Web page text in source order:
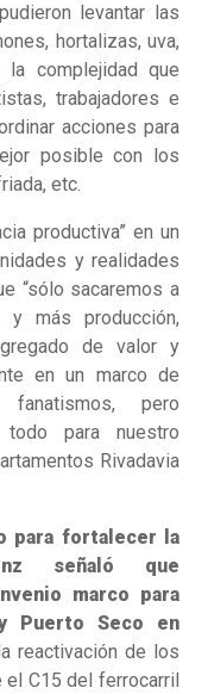
levantar las
hortalizas, uva,
la complejidad que
trabajadores e
acciones para
posible con los
etc.
productiva” en un
y realidades
“sólo sacaremos a
más producción,
de valor y
en un marco de
fanatismos, pero
todo para nuestro
Rivadavia
para fortalecer la
señaló que
marco para
Puerto Seco en
reactivación de los
C15 del ferrocarril